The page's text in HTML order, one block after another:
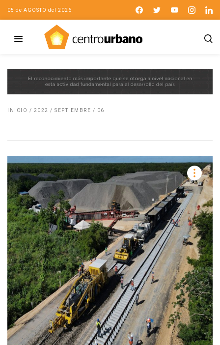
05 de AGOSTO del 2026
INICIO / 2022 / SEPTIEMBRE / 06